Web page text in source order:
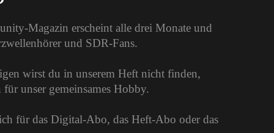
Magazin erscheint alle drei Monate und
und SDR-Fans.
wirst du in unserem Heft nicht finden,
unser gemeinsames Hobby.
für das Digital-Abo, das Heft-Abo oder das